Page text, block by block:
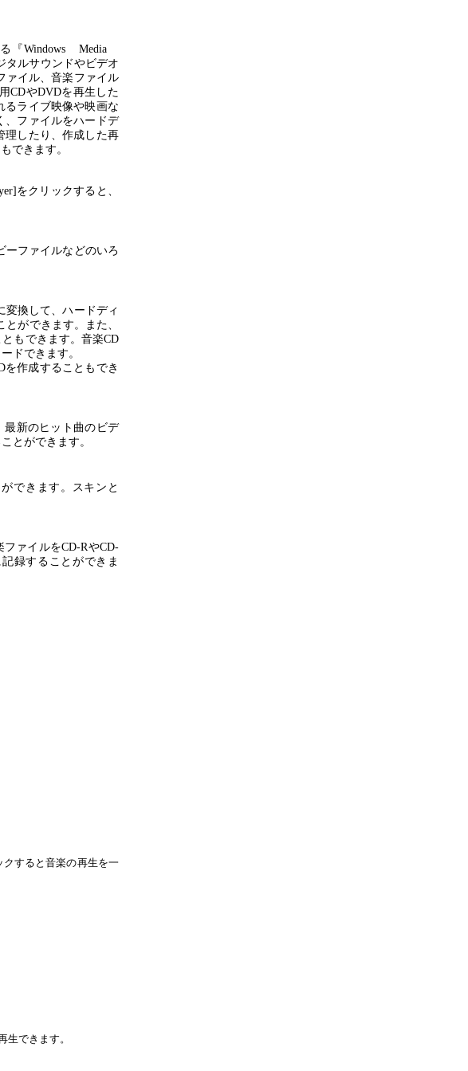
『Windows Media
タルサウンドやビデオ
ァイル、音楽ファイル
CDやDVDを再生した
るライブ映像や映画な
、ファイルをハードデ
理したり、作成した再
できます。
をクリックすると、
ファイルなどのいろ
変換して、ハードディ
ができます。また、
もできます。音楽CD
ドできます。
を作成することもでき
新のヒット曲のビデ
とができます。
できます。スキンと
ァイルをCD-RやCD-
録することができま
すると音楽の再生を一
生できます。